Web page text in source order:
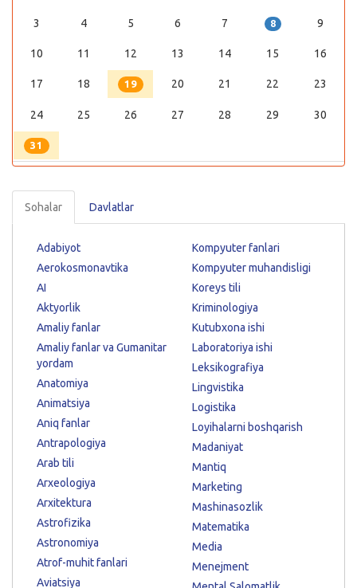
3 4 5 6 7 8 9
10 11 12 13 14 15 16
17 18 19 20 21 22 23
24 25 26 27 28 29 30
31
Sohalar Davlatlar
Adabiyot
Aerokosmonavtika
AI
Aktyorlik
Amaliy fanlar
Amaliy fanlar va Gumanitar
yordam
Anatomiya
Animatsiya
Aniq fanlar
Antrapologiya
Arab tili
Arxeologiya
Arxitektura
Astrofizika
Astronomiya
Atrof-muhit fanlari
Aviatsiya
Kompyuter fanlari
Kompyuter muhandisligi
Koreys tili
Kriminologiya
Kutubxona ishi
Laboratoriya ishi
Leksikografiya
Lingvistika
Logistika
Loyihalarni boshqarish
Madaniyat
Mantiq
Marketing
Mashinasozlik
Matematika
Media
Menejment